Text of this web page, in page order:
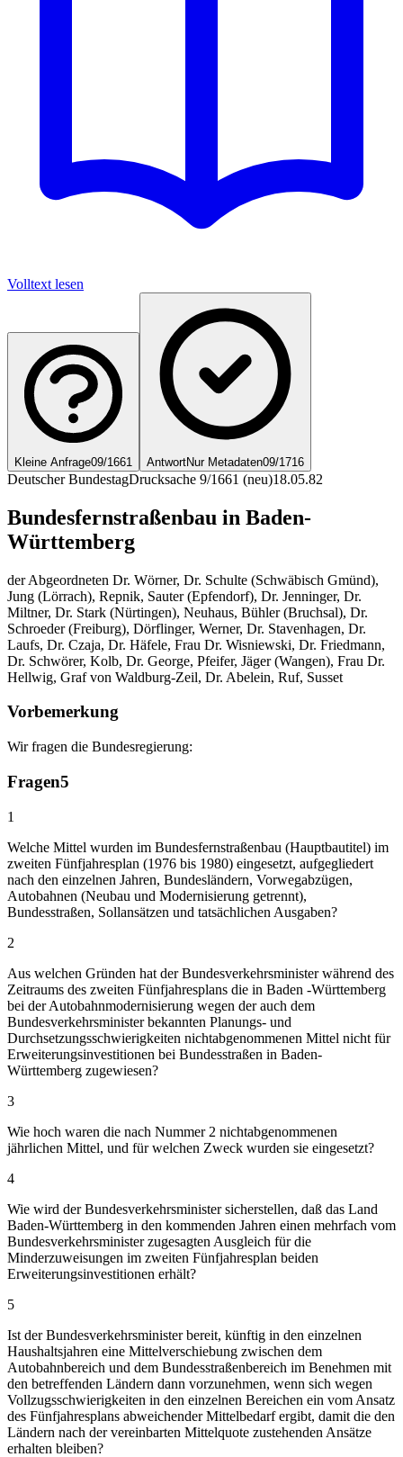
Volltext lesen
Kleine Anfrage09/1661 AntwortNur Metadaten09/1716
Deutscher BundestagDrucksache 9/1661 (neu)18.05.82
Bundesfernstraßenbau in Baden-
Württemberg
der Abgeordneten Dr. Wörner, Dr. Schulte (Schwäbisch Gmünd),
Jung (Lörrach), Repnik, Sauter (Epfendorf), Dr. Jenninger, Dr.
Miltner, Dr. Stark (Nürtingen), Neuhaus, Bühler (Bruchsal), Dr.
Schroeder (Freiburg), Dörflinger, Werner, Dr. Stavenhagen, Dr.
Laufs, Dr. Czaja, Dr. Häfele, Frau Dr. Wisniewski, Dr. Friedmann,
Dr. Schwörer, Kolb, Dr. George, Pfeifer, Jäger (Wangen), Frau Dr.
Hellwig, Graf von Waldburg-Zeil, Dr. Abelein, Ruf, Susset
Vorbemerkung
Wir fragen die Bundesregierung:
Fragen5
1
Welche Mittel wurden im Bundesfernstraßenbau (Hauptbautitel) im
zweiten Fünfjahresplan (1976 bis 1980) eingesetzt, aufgegliedert
nach den einzelnen Jahren, Bundesländern, Vorwegabzügen,
Autobahnen (Neubau und Modernisierung getrennt),
Bundesstraßen, Sollansätzen und tatsächlichen Ausgaben?
2
Aus welchen Gründen hat der Bundesverkehrsminister während des
Zeitraums des zweiten Fünfjahresplans die in Baden -Württemberg
bei der Autobahnmodernisierung wegen der auch dem
Bundesverkehrsminister bekannten Planungs- und
Durchsetzungsschwierigkeiten nichtabgenommenen Mittel nicht für
Erweiterungsinvestitionen bei Bundesstraßen in Baden-
Württemberg zugewiesen?
3
Wie hoch waren die nach Nummer 2 nichtabgenommenen
jährlichen Mittel, und für welchen Zweck wurden sie eingesetzt?
4
Wie wird der Bundesverkehrsminister sicherstellen, daß das Land
Baden-Württemberg in den kommenden Jahren einen mehrfach vom
Bundesverkehrsminister zugesagten Ausgleich für die
Minderzuweisungen im zweiten Fünfjahresplan beiden
Erweiterungsinvestitionen erhält?
5
Ist der Bundesverkehrsminister bereit, künftig in den einzelnen
Haushaltsjahren eine Mittelverschiebung zwischen dem
Autobahnbereich und dem Bundesstraßenbereich im Benehmen mit
den betreffenden Ländern dann vorzunehmen, wenn sich wegen
Vollzugsschwierigkeiten in den einzelnen Bereichen ein vom Ansatz
des Fünfjahresplans abweichender Mittelbedarf ergibt, damit die den
Ländern nach der vereinbarten Mittelquote zustehenden Ansätze
erhalten bleiben?